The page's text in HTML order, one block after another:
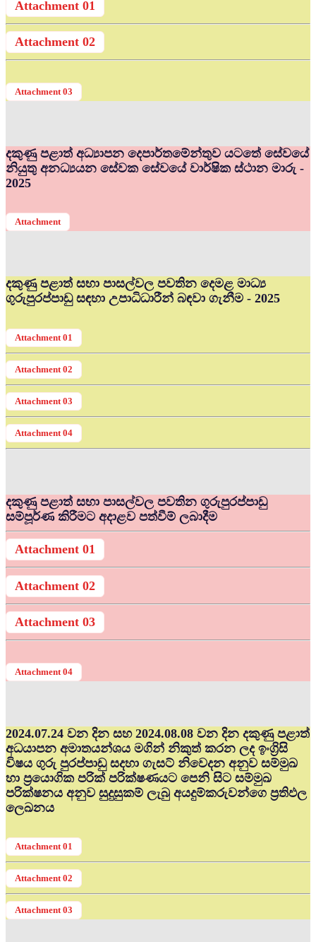
Attachment 01
Attachment 02
Attachment 03
දකුණු පළාත් අධ්‍යාපන දෙපාර්තමේන්තුව යටතේ සේවයේ
නියුතු අනධ්‍යයන සේවක සේවයේ වාර්ෂික ස්ථාන මාරු -
2025
Attachment
දකුණු පළාත් සභා පාසල්වල පවතින දෙමළ මාධ්‍ය
ගුරුපුරප්පාඩු සඳහා උපාධිධාරීන් බඳවා ගැනීම - 2025
Attachment 01
Attachment 02
Attachment 03
Attachment 04
දකුණු පළාත් සභා පාසල්වල පවතින ගුරුපුරප්පාඩු
සම්පූර්ණ කිරීමට අදාළව පත්වීම් ලබාදීම
Attachment 01
Attachment 02
Attachment 03
Attachment 04
2024.07.24 වන දින සහ 2024.08.08 වන දින දකුණු පළාත්
අධ‍යාපන අමාතයන්ශය මගින් නිකුත් කරන ලද ඉංග්‍රිසි
විෂය ගුරු පුරප්පාඩු සදහා ගැසට් නිවෙදන අනුව සම්මුඛ
හා ප්‍රයොගික පරික් පරික්ෂණයට පෙනි සිට සම්මුඛ
පරික්ෂනය අනුව සුදුසුකම් ලැබු අයදුම්කරුවන්ගෙ ප්‍රතිඵල
ලෙඛනය
Attachment 01
Attachment 02
Attachment 03